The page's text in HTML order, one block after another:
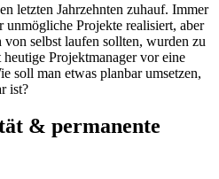
letzten Jahrzehnten zuhauf. Immer
unmögliche Projekte realisiert, aber
selbst laufen sollten, wurden zu
Projektmanager vor eine
soll man etwas planbar umsetzen,
ist?
& permanente